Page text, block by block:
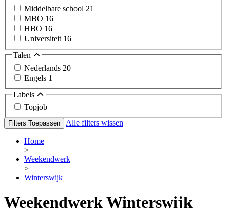
Middelbare school 21
MBO 16
HBO 16
Universiteit 16
Talen
Nederlands 20
Engels 1
Labels
Topjob
Filters Toepassen Alle filters wissen
Home
>
Weekendwerk
>
Winterswijk
Weekendwerk Winterswijk